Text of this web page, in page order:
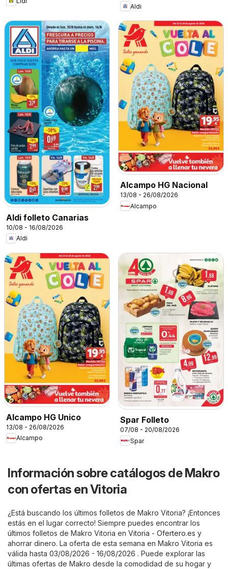
Aldi
Aldi folleto Canarias
10/08 - 16/08/2026
Aldi
Alcampo HG Nacional
13/08 - 26/08/2026
Alcampo
Alcampo HG Unico
13/08 - 26/08/2026
Alcampo
Spar Folleto
07/08 - 20/08/2026
Spar
Información sobre catálogos de Makro
con ofertas en Vitoria
¿Está buscando los últimos folletos de Makro Vitoria? ¡Entonces
estás en el lugar correcto! Siempre puedes encontrar los
últimos folletos de Makro Vitoria en Vitoria - Ofertero.es y
ahorrar dinero. La oferta de esta semana en Makro Vitoria es
válida hasta 03/08/2026 - 16/08/2026 . Puede explorar las
últimas ofertas de Makro desde la comodidad de su hogar y